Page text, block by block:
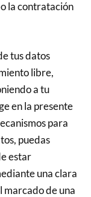
la contratación
tus datos
libre,
a tu
en la presente
para
puedas
estar
una clara
marcado de una